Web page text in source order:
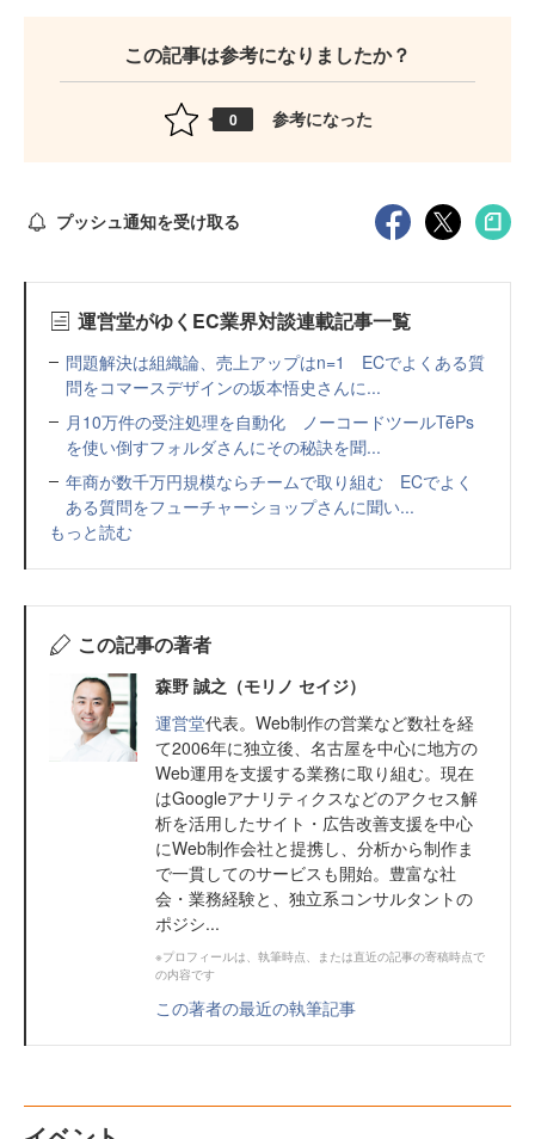
この記事は参考になりましたか？
0 参考になった
プッシュ通知を受け取る
運営堂がゆくEC業界対談連載記事一覧
問題解決は組織論、売上アップはn=1 ECでよくある質
問をコマースデザインの坂本悟史さんに...
月10万件の受注処理を自動化 ノーコードツールTēPs
を使い倒すフォルダさんにその秘訣を聞...
年商が数千万円規模ならチームで取り組む ECでよく
ある質問をフューチャーショップさんに聞い...
もっと読む
この記事の著者
森野 誠之（モリノ セイジ）
運営堂代表。Web制作の営業など数社を経
て2006年に独立後、名古屋を中心に地方の
Web運用を支援する業務に取り組む。現在
はGoogleアナリティクスなどのアクセス解
析を活用したサイト・広告改善支援を中心
にWeb制作会社と提携し、分析から制作ま
で一貫してのサービスも開始。豊富な社
会・業務経験と、独立系コンサルタントの
ポジシ...
※プロフィールは、執筆時点、または直近の記事の寄稿時点で
の内容です
この著者の最近の執筆記事